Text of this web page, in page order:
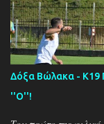
Δόξα Βώλακα - Κ19
''Ο''!